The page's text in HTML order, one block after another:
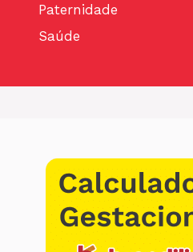
Paternidade
Saúde